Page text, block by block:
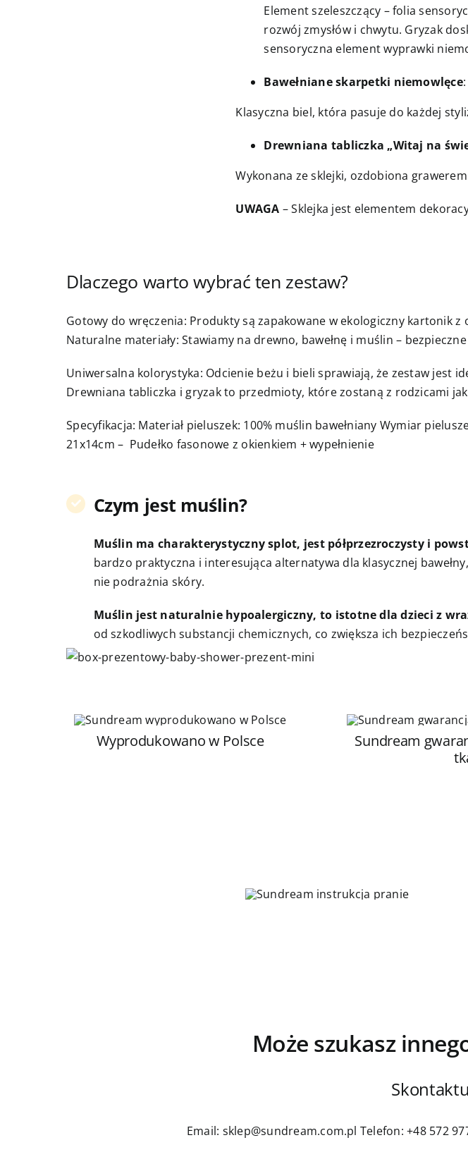
Element szeleszczący – folia
rozwój zmysłów i chwytu. Gryzak
sensoryczna element wyprawki
Bawełniane skarpetki niemowlęce:
Klasyczna biel, która pasuje do każdej
Drewniana tabliczka „Witaj na
Wykonana ze sklejki, ozdobiona
UWAGA – Sklejka jest elementem
Dlaczego warto wybrać ten zestaw?
Gotowy do wręczenia: Produkty są zapakowane w ekologiczny kartonik
Naturalne materiały: Stawiamy na drewno, bawełnę i muślin –
Uniwersalna kolorystyka: Odcienie beżu i bieli sprawiają, że zestaw jest
Drewniana tabliczka i gryzak to przedmioty, które zostaną z rodzicami
Specyfikacja: Materiał pieluszek: 100% muślin bawełniany Wymiar
21x14cm – Pudełko fasonowe z okienkiem + wypełnienie
Czym jest muślin?
Muślin ma charakterystyczny splot, jest półprzezroczysty i
bardzo praktyczna i interesująca alternatywa dla klasycznej
nie podrażnia skóry.
Muślin jest naturalnie hypoalergiczny, to istotne dla dzieci z
od szkodliwych substancji chemicznych, co zwiększa ich
Wyprodukowano w Polsce
Sundream
Może szukasz
Email: sklep@sundream.com.pl Telefon: +48 572